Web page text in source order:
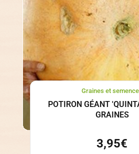
Graines et
POTIRON GÉANT
GRAINES
3,95€